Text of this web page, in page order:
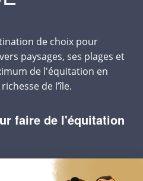
de choix pour
paysages, ses plages et
de l'équitation en
de l’île.
faire de l'équitation
l'année en Martinique, la